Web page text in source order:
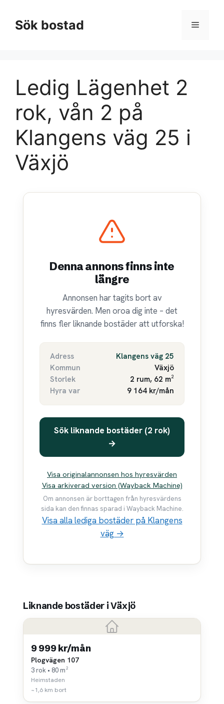
innehållSök bostad Meny
Ledig Lägenhet 2
rok, vån 2 på
Klangens väg 25 i
Växjö
Denna annons finns inte
längre
Annonsen har tagits bort av
hyresvärden. Men oroa dig inte – det
finns fler liknande bostäder att utforska!
Adress
Klangens väg 25
Kommun
Växjö
Storlek
2 rum, 62 m²
Hyra var
9 164 kr/mån
Sök liknande bostäder (2 rok)
→
Visa originalannonsen hos hyresvärden
Visa arkiverad version (Wayback Machine)
Om annonsen är borttagen från hyresvärdens
sida kan den finnas sparad i Wayback Machine.
Visa alla lediga bostäder på Klangens
väg →
Liknande bostäder i Växjö
9 999 kr/mån
Plogvägen 107
3 rok • 80 m²
Heimstaden
~1,6 km bort